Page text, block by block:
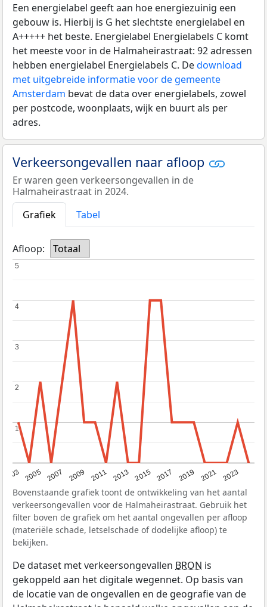
Een energielabel geeft aan hoe energiezuinig een
gebouw is. Hierbij is G het slechtste energielabel en
A+++++ het beste. Energielabel Energielabels C komt
het meeste voor in de Halmaheirastraat: 92 adressen
hebben energielabel Energielabels C. Dedownload
met uitgebreide informatie voor de gemeente
Amsterdam bevat de data over energielabels, zowel
per postcode, woonplaats, wijk en buurt als per
adres.
Verkeersongevallen naar afloop
Er waren geen verkeersongevallen in de
Halmaheirastraat in 2024.
Grafiek
Tabel
Afloop: Totaal
2003 2005 2007 2009 2011 2013 2015 2017 2019 2021 2023
1
1
2
2
3
3
4
4
5
5
Bovenstaande grafiek toont de ontwikkeling van het aantal
verkeersongevallen voor de Halmaheirastraat. Gebruik het
filter boven de grafiek om het aantal ongevallen per afloop
(materiële schade, letselschade of dodelijke afloop) te
bekijken.
De dataset met verkeersongevallen BRON is
gekoppeld aan het digitale wegennet. Op basis van
de locatie van de ongevallen en de geografie van de